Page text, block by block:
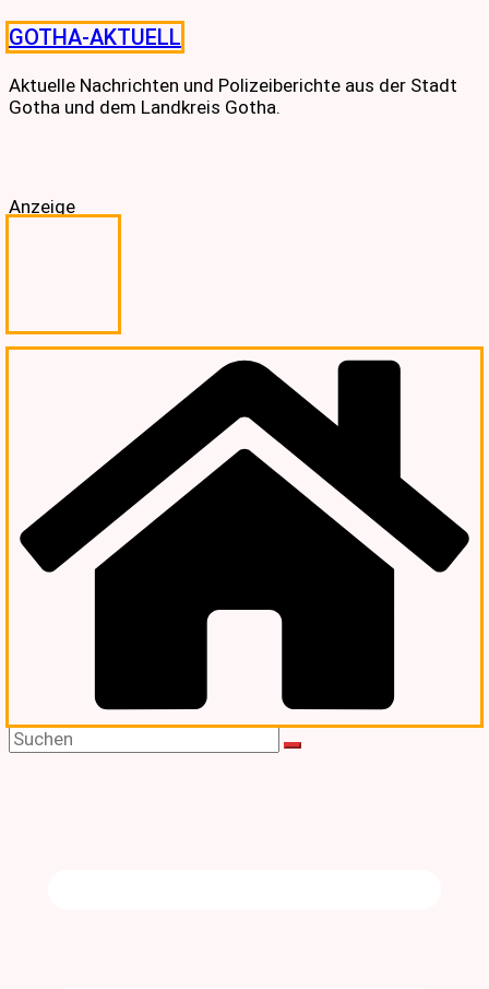
Skip
to
content
GOTHA-AKTUELL
Aktuelle Nachrichten und Polizeiberichte aus der Stadt
Gotha und dem Landkreis Gotha.
Anzeige